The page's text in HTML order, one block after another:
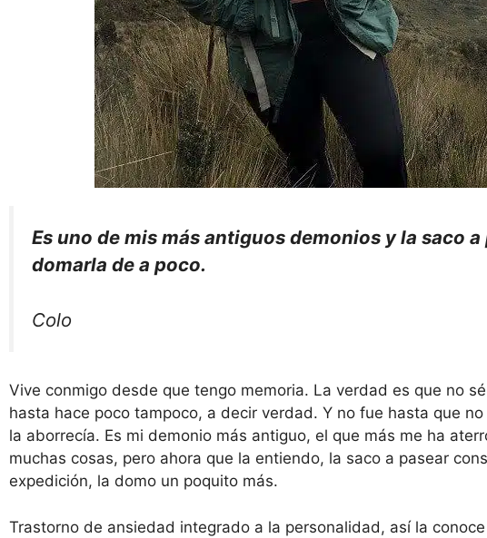
Es uno de mis más antiguos demonios y la saco
domarla de a poco.
Colo
Vive conmigo desde que tengo memoria. La verdad es que no
hasta hace poco tampoco, a decir verdad. Y no fue hasta que
la aborrecía. Es mi demonio más antiguo, el que más me ha
muchas cosas, pero ahora que la entiendo, la saco a pasear
expedición, la domo un poquito más.
Trastorno de ansiedad integrado a la personalidad, así la